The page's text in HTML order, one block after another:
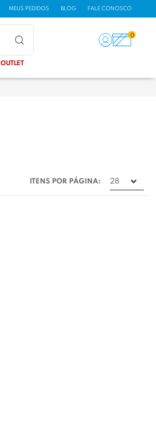
MEUS PEDIDOS BLOG FALE CONOSCO
0
OUTLET
ITENS POR PÁGINA: